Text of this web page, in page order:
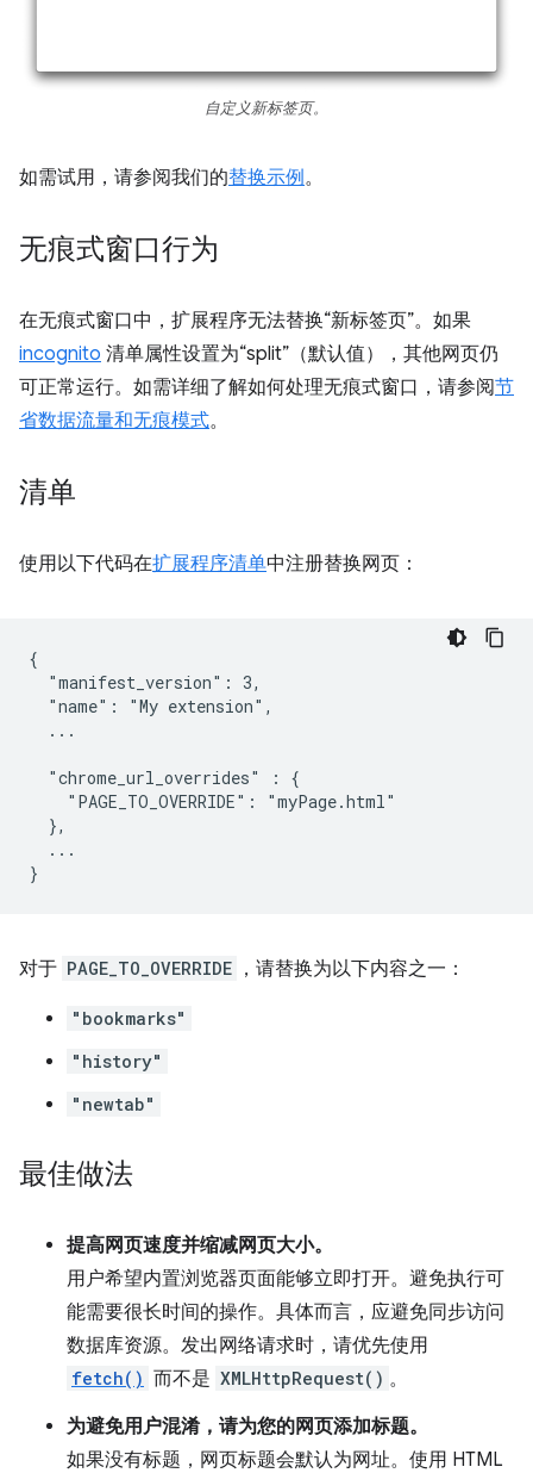
自定义新标签页。
如需试用，请参阅我们的替换示例。
无痕式窗口行为
在无痕式窗口中，扩展程序无法替换“新标签页”。如果
incognito 清单属性设置为“split”（默认值），其他网页仍
可正常运行。如需详细了解如何处理无痕式窗口，请参阅节
省数据流量和无痕模式。
清单
使用以下代码在扩展程序清单中注册替换网页：
{
  "manifest_version": 3,
  "name": "My extension",
  ...
  "chrome_url_overrides" : {
    "PAGE_TO_OVERRIDE": "myPage.html"
  },
  ...
对于 PAGE_TO_OVERRIDE ，请替换为以下内容之一：
"bookmarks"
"history"
"newtab"
最佳做法
提高网页速度并缩减网页大小。
用户希望内置浏览器页面能够立即打开。避免执行可
能需要很长时间的操作。具体而言，应避免同步访问
数据库资源。发出网络请求时，请优先使用
fetch() 而不是 XMLHttpRequest() 。
为避免用户混淆，请为您的网页添加标题。
如果没有标题，网页标题会默认为网址。使用 HTML